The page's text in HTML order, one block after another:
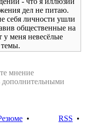
дел не питаю.
себя личности ушли
общественные на
у меня невесёлые
темы.
мнение
дополнительными
•
RSS •